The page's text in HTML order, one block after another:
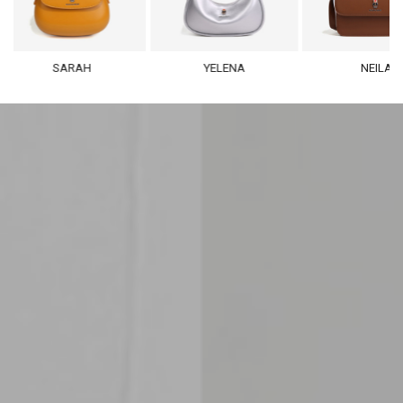
SARAH YELENA NEILA